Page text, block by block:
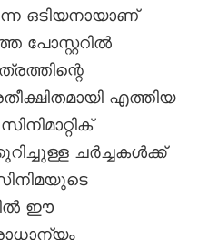
ഒടിയനായാണ്
പോസ്റ്ററിൽ
എത്തിയ
ചർച്ചകൾക്ക്
ഈ